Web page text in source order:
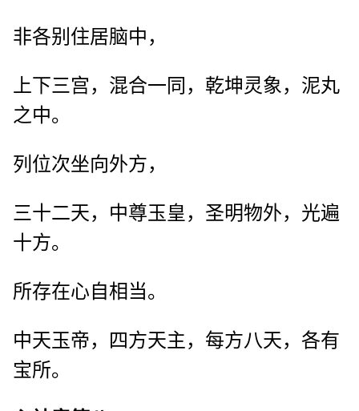
非各别住居脑中，
上下三宫，混合一同，乾坤灵象，泥丸
之中。
列位次坐向外方，
三十二天，中尊玉皇，圣明物外，光遍
十方。
所存在心自相当。
中天玉帝，四方天主，每方八天，各有
宝所。